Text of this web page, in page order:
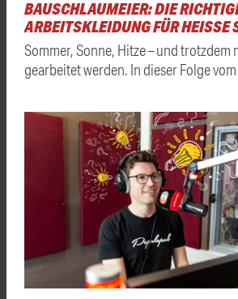
BAUSCHLAUMEIER: DIE
ARBEITSKLEIDUNG FÜR HEISSE
Sommer, Sonne, Hitze – und trotzdem
gearbeitet werden. In dieser Folge